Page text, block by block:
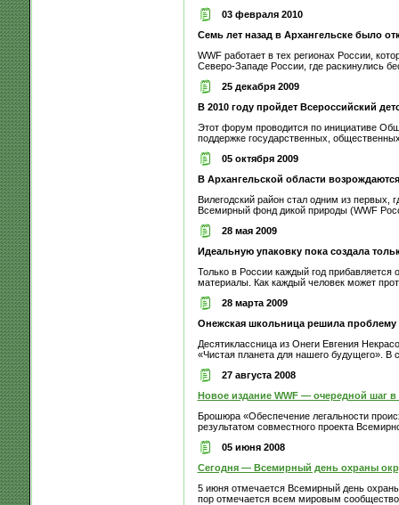
03 февраля 2010
Семь лет назад в Архангельске было
WWF работает в тех регионах России,
Северо-Западе России, где раскинулись
25 декабря 2009
В 2010 году пройдет Всероссийский
Этот форум проводится по инициативе
поддержке государственных,
05 октября 2009
В Архангельской области
Вилегодский район стал одним из первых,
Всемирный фонд дикой природы (WWF
28 мая 2009
Идеальную упаковку пока создала
Только в России каждый год
материалы. Как каждый человек может
28 марта 2009
Онежская школьница решила проблему
Десятиклассница из Онеги Евгения
«Чистая планета для нашего будущего». В
27 августа 2008
Новое издание WWF — очередной шаг
Брошюра «Обеспечение легальности
результатом совместного проекта
05 июня 2008
Сегодня — Всемирный день охраны
5 июня отмечается Всемирный день
пор отмечается всем мировым